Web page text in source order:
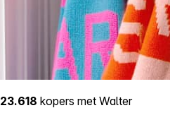
23.618 kopers met Walter